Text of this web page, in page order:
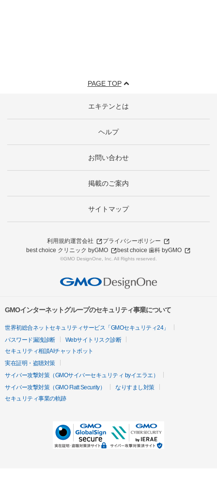
PAGE TOP
エキテンとは
ヘルプ
お問い合わせ
掲載のご案内
サイトマップ
利用規約運営会社
プライバシーポリシー
best choice クリニック byGMO
best choice 歯科 byGMO
©GMO DesignOne, Inc. All Rights reserved.
GMOインターネットグループのセキュリティ事業について
世界初総合ネットセキュリティサービス「GMOセキュリティ24」
パスワード漏洩診断
Webサイトリスク診断
セキュリティ相談AIチャットボット
実在証明・盗聴対策
サイバー攻撃対策（GMOサイバーセキュリティ byイエラエ）
サイバー攻撃対策（GMO Flatt Security）
なりすまし対策
セキュリティ事業の軌跡